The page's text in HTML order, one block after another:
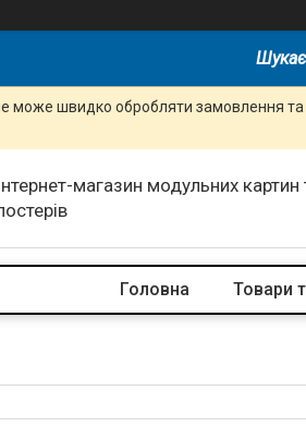
може швидко обробляти замовлення та
магазин модульних картин
Головна Товари